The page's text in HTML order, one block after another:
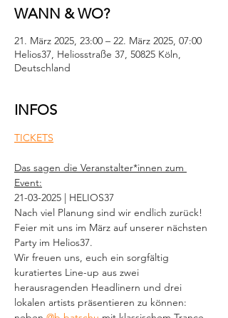
WANN & WO?
21. März 2025, 23:00 – 22. März 2025, 07:00
Helios37, Heliosstraße 37, 50825 Köln,
Deutschland
INFOS
TICKETS
Das sagen die Veranstalter*innen zum
Event:
21-03-2025 | HELIOS37
Nach viel Planung sind wir endlich zurück!
Feier mit uns im März auf unserer nächsten
Party im Helios37.
Wir freuen uns, euch ein sorgfältig
kuratiertes Line-up aus zwei
herausragenden Headlinern und drei
lokalen artists präsentieren zu können: